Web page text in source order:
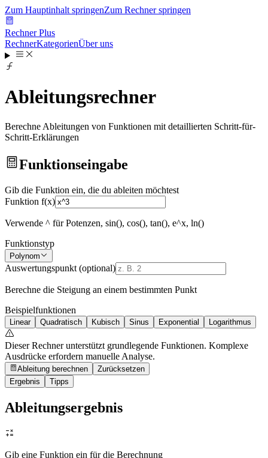
Zum Hauptinhalt springenZum Rechner springen
Rechner Plus
RechnerKategorienÜber uns
Ableitungsrechner
Berechne Ableitungen von Funktionen mit detaillierten Schritt-für-
Schritt-Erklärungen
Funktionseingabe
Gib die Funktion ein, die du ableiten möchtest
Funktion f(x)
Verwende ^ für Potenzen, sin(), cos(), tan(), e^x, ln()
Funktionstyp
Polynom
Auswertungspunkt (optional)
Berechne die Steigung an einem bestimmten Punkt
Beispielfunktionen
Linear Quadratisch Kubisch Sinus Exponential Logarithmus
Dieser Rechner unterstützt grundlegende Funktionen. Komplexe
Ausdrücke erfordern manuelle Analyse.
Ableitung berechnen
Zurücksetzen
Ergebnis
Tipps
Ableitungsergebnis
Gib eine Funktion ein für die Berechnung